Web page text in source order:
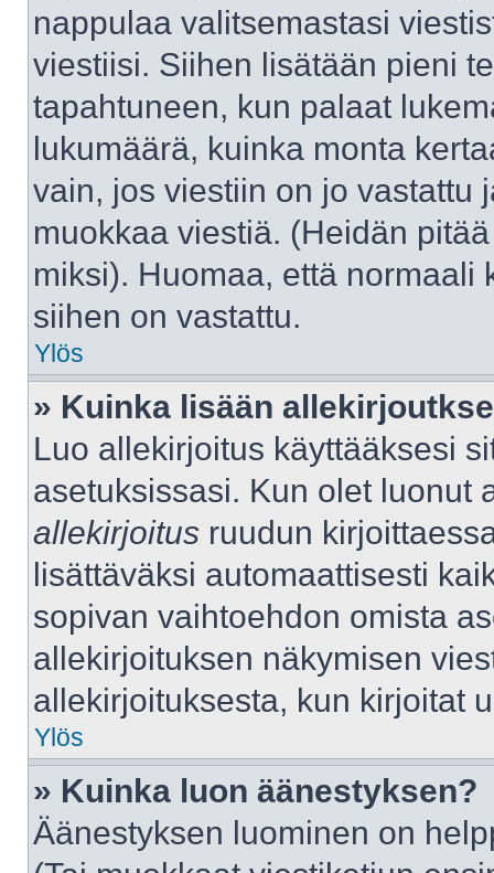
nappulaa valitsemastasi
viestiisi. Siihen lisätään pieni
tapahtuneen, kun palaat
lukumäärä, kuinka monta
vain, jos viestiin on jo vastattu
muokkaa viestiä. (Heidän
miksi). Huomaa, että normaali
siihen on vastattu.
Ylös
» Kuinka lisään
Luo allekirjoitus käyttääksesi
asetuksissasi. Kun olet luonut
allekirjoitus ruudun
lisättäväksi automaattisesti
sopivan vaihtoehdon omista
allekirjoituksen näkymisen
allekirjoituksesta, kun kirjoitat
Ylös
» Kuinka luon äänestyksen?
Äänestyksen luominen on